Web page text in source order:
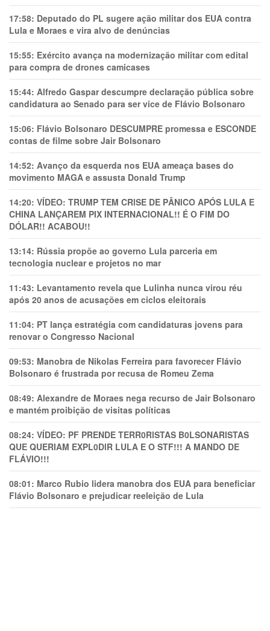
17:58: Deputado do PL sugere ação militar dos EUA contra
Lula e Moraes e vira alvo de denúncias
15:55: Exército avança na modernização militar com edital
para compra de drones camicases
15:44: Alfredo Gaspar descumpre declaração pública sobre
candidatura ao Senado para ser vice de Flávio Bolsonaro
15:06: Flávio Bolsonaro DESCUMPRE promessa e ESCONDE
contas de filme sobre Jair Bolsonaro
14:52: Avanço da esquerda nos EUA ameaça bases do
movimento MAGA e assusta Donald Trump
14:20: VÍDEO: TRUMP TEM CRlSE DE PÂNlCO APÓS LULA E
CHINA LANÇAREM PIX INTERNACIONAL!! É O FIM DO
DÓLAR!! ACABOU!!
13:14: Rússia propõe ao governo Lula parceria em
tecnologia nuclear e projetos no mar
11:43: Levantamento revela que Lulinha nunca virou réu
após 20 anos de acusações em ciclos eleitorais
11:04: PT lança estratégia com candidaturas jovens para
renovar o Congresso Nacional
09:53: Manobra de Nikolas Ferreira para favorecer Flávio
Bolsonaro é frustrada por recusa de Romeu Zema
08:49: Alexandre de Moraes nega recurso de Jair Bolsonaro
e mantém proibição de visitas políticas
08:24: VÍDEO: PF PRENDE TERR0RlSTAS B0LSONARlSTAS
QUE QUERIAM EXPL0DlR LULA E O STF!!! A MANDO DE
FLÁVIO!!!
08:01: Marco Rubio lidera manobra dos EUA para beneficiar
Flávio Bolsonaro e prejudicar reeleição de Lula